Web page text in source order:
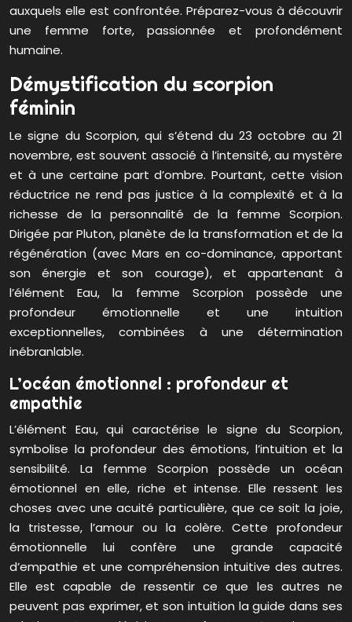
auxquels elle est confrontée. Préparez-vous à découvrir
une femme forte, passionnée et profondément
humaine.
Démystification du scorpion
féminin
Le signe du Scorpion, qui s’étend du 23 octobre au 21
novembre, est souvent associé à l’intensité, au mystère
et à une certaine part d’ombre. Pourtant, cette vision
réductrice ne rend pas justice à la complexité et à la
richesse de la personnalité de la femme Scorpion.
Dirigée par Pluton, planète de la transformation et de la
régénération (avec Mars en co-dominance, apportant
son énergie et son courage), et appartenant à
l’élément Eau, la femme Scorpion possède une
profondeur émotionnelle et une intuition
exceptionnelles, combinées à une détermination
inébranlable.
L’océan émotionnel : profondeur et
empathie
L’élément Eau, qui caractérise le signe du Scorpion,
symbolise la profondeur des émotions, l’intuition et la
sensibilité. La femme Scorpion possède un océan
émotionnel en elle, riche et intense. Elle ressent les
choses avec une acuité particulière, que ce soit la joie,
la tristesse, l’amour ou la colère. Cette profondeur
émotionnelle lui confère une grande capacité
d’empathie et une compréhension intuitive des autres.
Elle est capable de ressentir ce que les autres ne
peuvent pas exprimer, et son intuition la guide dans ses